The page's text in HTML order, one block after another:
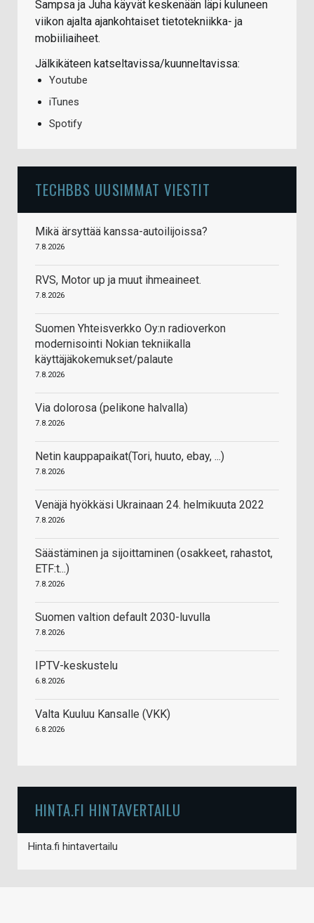
Sampsa ja Juha käyvät keskenään läpi kuluneen
viikon ajalta ajankohtaiset tietotekniikka- ja
mobiiliaiheet.
Jälkikäteen katseltavissa/kuunneltavissa:
Youtube
iTunes
Spotify
TECHBBS UUSIMMAT VIESTIT
Mikä ärsyttää kanssa-autoilijoissa?
7.8.2026
RVS, Motor up ja muut ihmeaineet.
7.8.2026
Suomen Yhteisverkko Oy:n radioverkon
modernisointi Nokian tekniikalla
käyttäjäkokemukset/palaute
7.8.2026
Via dolorosa (pelikone halvalla)
7.8.2026
Netin kauppapaikat(Tori, huuto, ebay, ...)
7.8.2026
Venäjä hyökkäsi Ukrainaan 24. helmikuuta 2022
7.8.2026
Säästäminen ja sijoittaminen (osakkeet, rahastot,
ETF:t...)
7.8.2026
Suomen valtion default 2030-luvulla
7.8.2026
IPTV-keskustelu
6.8.2026
Valta Kuuluu Kansalle (VKK)
6.8.2026
HINTA.FI HINTAVERTAILU
Hinta.fi hintavertailu